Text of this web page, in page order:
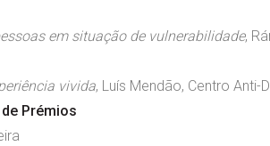
em situação de vulnerabilidade,
vivida, Luís Mendão, Centro Anti-
Prémios